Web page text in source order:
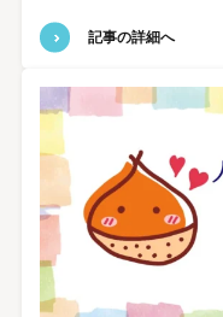
記事の詳細へ